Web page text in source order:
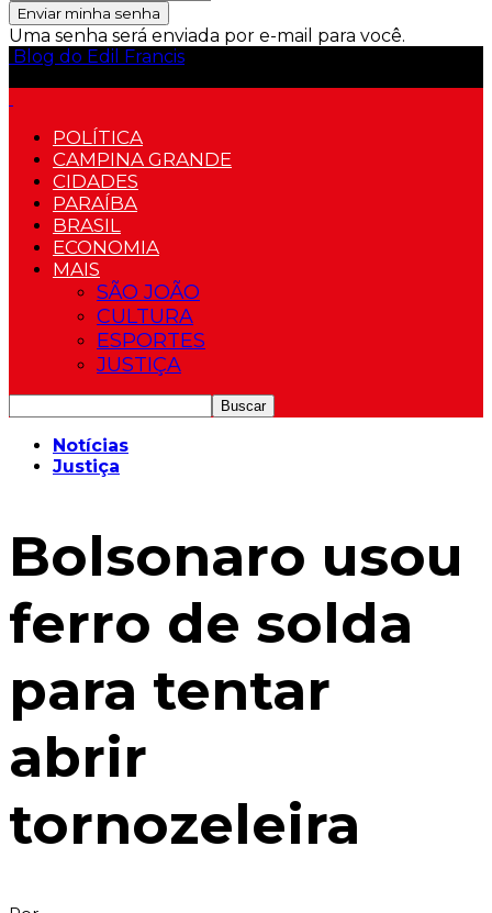
Uma senha será enviada por e-mail para você.
Blog do Edil Francis
POLÍTICA
CAMPINA GRANDE
CIDADES
PARAÍBA
BRASIL
ECONOMIA
MAIS
SÃO JOÃO
CULTURA
ESPORTES
JUSTIÇA
Notícias
Justiça
Bolsonaro usou
ferro de solda
para tentar
abrir
tornozeleira